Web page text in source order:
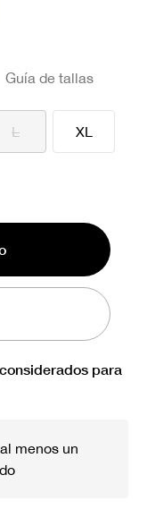
Guía de tallas
L XL
para
menos un